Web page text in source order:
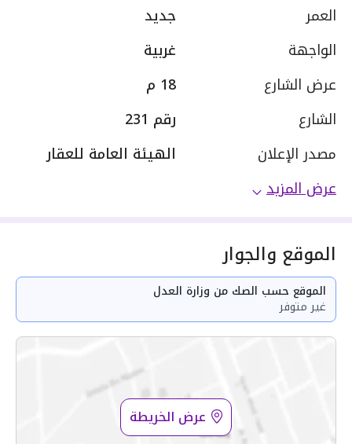
العمر
جديد
الواجهة
غربية
عرض الشارع
18 م
الشارع
رقم 231
مصدر الإعلان
الهيئة العامة للعقار
عرض المزيد
الموقع والجوار
الموقع حسب الصك من وزارة العدل
غير متوفر
عرض الخريطة